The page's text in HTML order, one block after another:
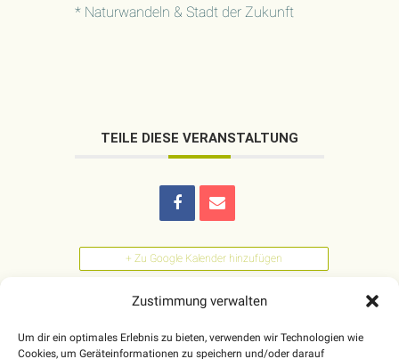
Zustimmung verwalten
Um dir ein optimales Erlebnis zu bieten, verwenden wir Technologien wie
Cookies, um Geräteinformationen zu speichern und/oder darauf
* Naturwandeln & Stadt der Zukunft
TEILE DIESE VERANSTALTUNG
+ Zu Google Kalender hinzufügen
+ iCal / Outlook export